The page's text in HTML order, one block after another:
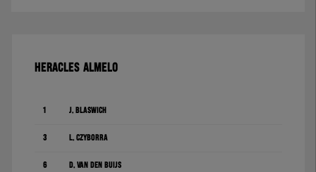
HERACLES ALMELO
1 J. Blaswich
3 L. Czyborra
6 D. Van den Buijs